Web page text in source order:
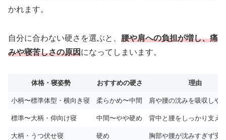
かれます。
自分に合わない硬さを選ぶと、 腰や肩への負担が増し、痛
みや寝苦しさの原因になってしまいます。
体格・寝姿勢 おすすめの硬さ 理由
小柄〜標準体型・横向き寝 柔らかめ〜中間 肩や腰の沈みを吸収しや
標準〜大柄・仰向け寝 中間〜やや硬め 背中と腰をしっかり支え
大柄・うつ伏せ寝 硬め 胸部や腰が沈みすぎず安